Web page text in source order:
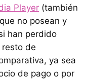
Player (también
no posean y
han perdido
de
ya sea
de pago o por